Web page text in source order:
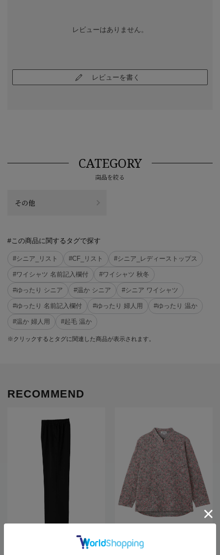
レビューはありません。
レビューを書く
CATEGORY
商品を絞る
その他
#この商品に関するタグで探す
#シニア_リスト #CF_リスト #シニア_レディーストップス
#ワイシャツ 名前記入欄付 #ワイシャツ 秋冬
#ゆったり シニア #温か シニア #シニア ワイシャツ
#ゆったり 名前記入欄付 #ゆったり 婦人用 #ゆったり 温か
#温か 婦人用 #起毛 温か
※クリックするとタグに関連した商品が表示されます。
RECOMMEND
全3色